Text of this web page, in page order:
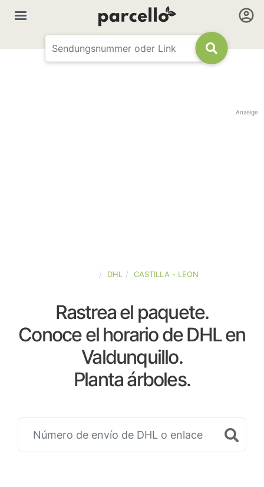
Anzeige
DHL CASTILLA - LEON
Rastrea el paquete.
Conoce el horario de DHL en
Valdunquillo.
Planta árboles.